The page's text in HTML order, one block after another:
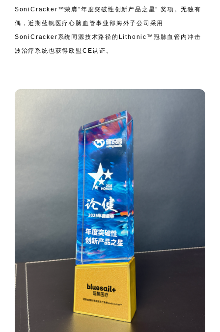
SoniCracker™荣膺“年度突破性创新产品之星” 奖项。无独有
偶，近期蓝帆医疗心脑血管事业部海外子公司采用
SoniCracker系统同源技术路径的Lithonic™冠脉血管内冲击
波治疗系统也获得欧盟CE认证。